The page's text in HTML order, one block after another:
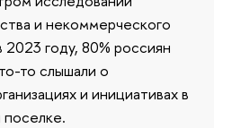
и некоммерческого
году, 80% россиян
то слышали о
и инициативах в
поселке.